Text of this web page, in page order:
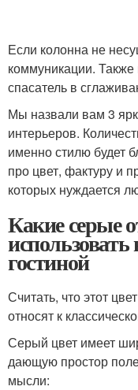
Если колонна не
коммуникации.
спасатель в
Мы назвали вам 3
интерьеров.
именно стилю будет
про цвет, фактуру и
которых нуждается
Какие серые
гостиной
Считать, что этот
относят к
Серый цвет имеет
дающую простор
мысли: